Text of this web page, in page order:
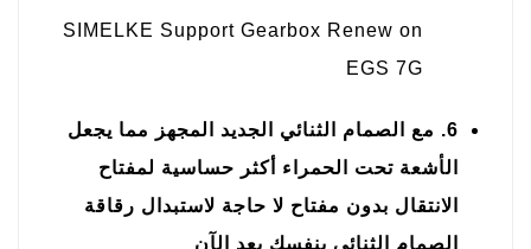
SIMELKE Support Gearbox Renew on
EGS 7G
6. مع الصمام الثنائي الجديد المجهز
مما يجعل
الأشعة تحت الحمراء أكثر حساسية لمفتاح
الانتقال بدون مفتاح لا حاجة لاستبدال رقاقة
الصمام الثنائي بنفسك بعد الآن